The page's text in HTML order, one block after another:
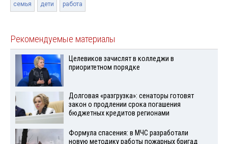
семья дети работа
Рекомендуемые материалы
Целевиков зачислят в колледжи в
приоритетном порядке
Долговая «разгрузка»: сенаторы готовят
закон о продлении срока погашения
бюджетных кредитов регионами
Формула спасения: в МЧС разработали
новую методику работы пожарных бригад